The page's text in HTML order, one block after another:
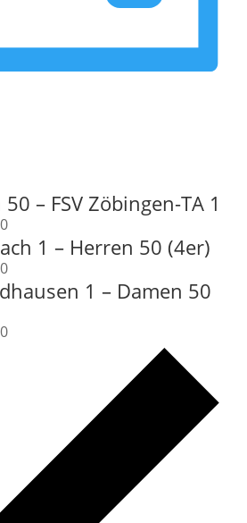
– FSV Zöbingen-TA 1
1 – Herren 50 (4er)
1 – Damen 50